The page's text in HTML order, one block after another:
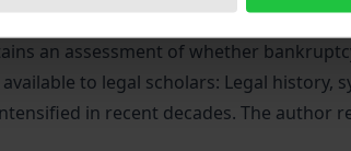
contracts in bankruptcy
an assessment of whether
to legal scholars: Legal history,
in recent decades. The author